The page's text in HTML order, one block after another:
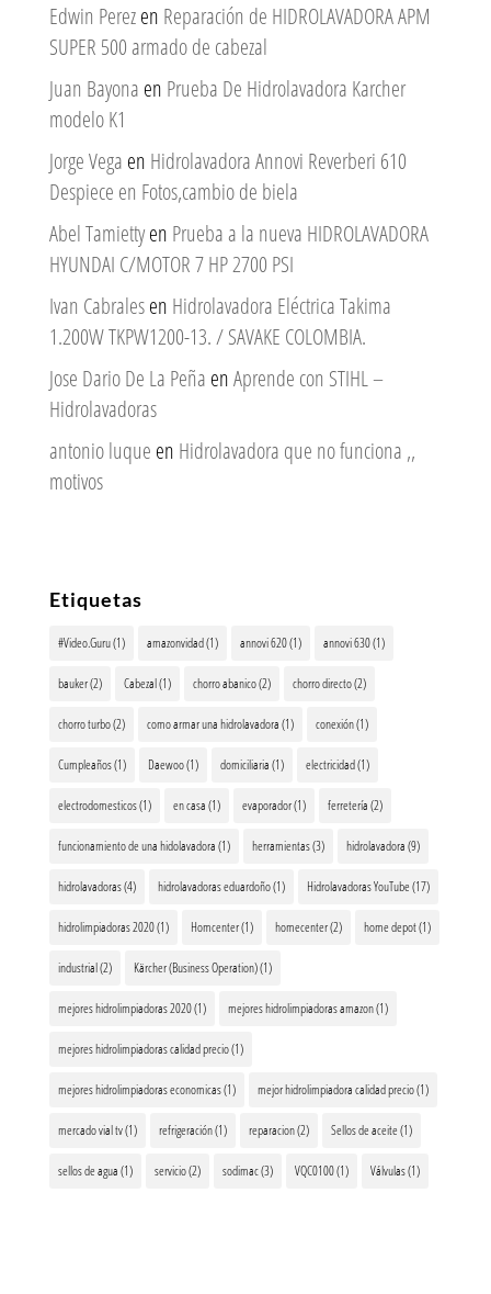
Edwin Perezen Reparación de HIDROLAVADORA APM
SUPER 500 armado de cabezal
Juan Bayona en Prueba De Hidrolavadora Karcher
modelo K1
Jorge Vega en Hidrolavadora Annovi Reverberi 610
Despiece en Fotos,cambio de biela
Abel Tamiettyen Prueba a la nueva HIDROLAVADORA
HYUNDAI C/MOTOR 7 HP 2700 PSI
Ivan Cabralesen Hidrolavadora Eléctrica Takima
1.200W TKPW1200-13. / SAVAKE COLOMBIA.
Jose Dario De La Peña enAprende con STIHL –
Hidrolavadoras
antonio luque en Hidrolavadora que no funciona ,,
motivos
Etiquetas
#Video.Guru(1) amazonvidad(1) annovi 620(1) annovi 630(1)
bauker(2) Cabezal(1) chorro abanico(2) chorro directo(2)
chorro turbo(2) como armar una hidrolavadora(1) conexión(1)
Cumpleaños(1) Daewoo(1) domiciliaria(1) electricidad(1)
electrodomesticos(1) en casa(1) evaporador(1) ferretería(2)
funcionamiento de una hidolavadora(1) herramientas(3) hidrolavadora(9)
hidrolavadoras(4) hidrolavadoras eduardoño(1) Hidrolavadoras YouTube(17)
hidrolimpiadoras 2020(1) Homcenter(1) homecenter(2) home depot(1)
industrial(2) Kärcher (Business Operation)(1)
mejores hidrolimpiadoras 2020(1) mejores hidrolimpiadoras amazon(1)
mejores hidrolimpiadoras calidad precio(1)
mejores hidrolimpiadoras economicas(1) mejor hidrolimpiadora calidad precio(1)
mercado vial tv(1) refrigeración(1) reparacion(2) Sellos de aceite(1)
sellos de agua(1) servicio(2) sodimac(3) VQC0100(1) Válvulas(1)